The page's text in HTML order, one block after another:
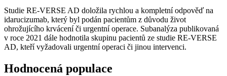
Studie RE-VERSE AD doložila rychlou a kompletní odpověď na
idarucizumab, který byl podán pacientům z důvodu život
ohrožujícího krvácení či urgentní operace. Subanalýza publikovaná
v roce 2021 dále hodnotila skupinu pacientů ze studie RE-VERSE
AD, kteří vyžadovali urgentní operaci či jinou intervenci.
Hodnocená populace